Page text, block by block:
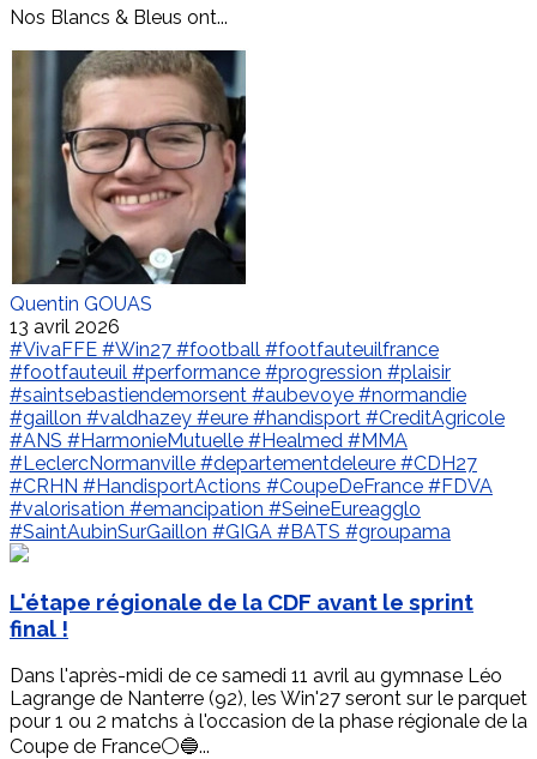
Nos Blancs & Bleus ont...
Quentin GOUAS
13 avril 2026
#VivaFFE #Win27 #football #footfauteuilfrance
#footfauteuil #performance #progression #plaisir
#saintsebastiendemorsent #aubevoye #normandie
#gaillon #valdhazey #eure #handisport #CreditAgricole
#ANS #HarmonieMutuelle #Healmed #MMA
#LeclercNormanville #departementdeleure #CDH27
#CRHN #HandisportActions #CoupeDeFrance #FDVA
#valorisation #emancipation #SeineEureagglo
#SaintAubinSurGaillon #GIGA #BATS #groupama
L'étape régionale de la CDF avant le sprint
final !
Dans l'après-midi de ce samedi 11 avril au gymnase Léo
Lagrange de Nanterre (92), les Win'27 seront sur le parquet
pour 1 ou 2 matchs à l'occasion de la phase régionale de la
Coupe de France⚪️🔵...